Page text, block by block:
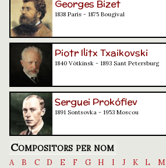
Georges Bizet
1838 París - 1875 Bougival
Piotr Ilitx Txaikovski
1840 Vótkinsk - 1893 Sant Petersburg
Serguei Prokófiev
1891 Sontsovka - 1953 Moscou
Compositors per nom
A B C D E F G H I J K L M